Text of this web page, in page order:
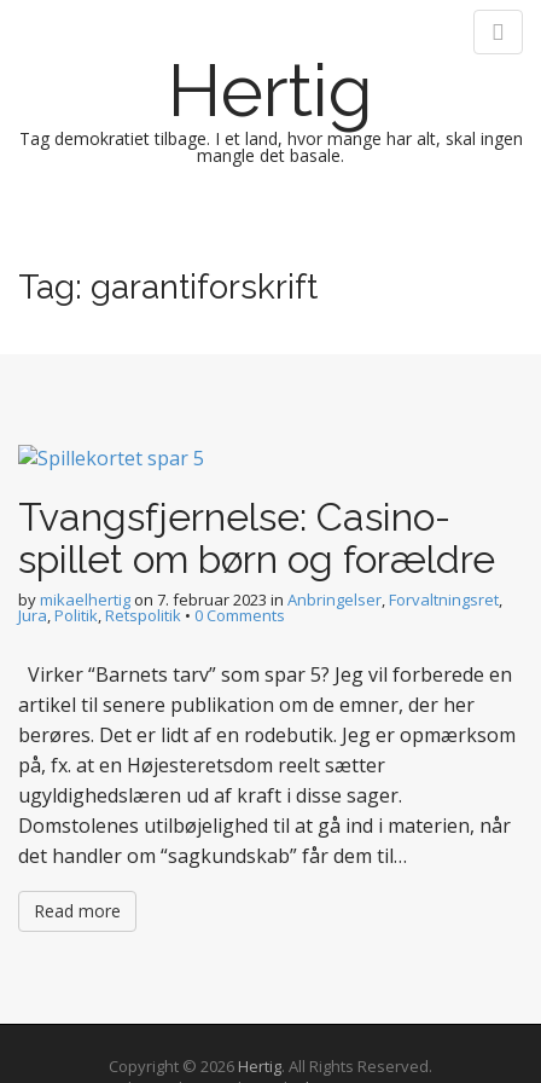
Hertig
Tag demokratiet tilbage. I et land, hvor mange har alt, skal ingen
mangle det basale.
i
n
p
t
e
Tag: garantiforskrift
Tvangsfjernelse: Casino-
spillet om børn og forældre
bymikaelhertigon 7. februar 2023 in Anbringelser,Forvaltningsret,
Jura,Politik,Retspolitik • 0 Comments
Virker “Barnets tarv” som spar 5? Jeg vil forberede en
artikel til senere publikation om de emner, der her
berøres. Det er lidt af en rodebutik. Jeg er opmærksom
på, fx. at en Højesteretsdom reelt sætter
ugyldighedslæren ud af kraft i disse sager.
Domstolenes utilbøjelighed til at gå ind i materien, når
det handler om “sagkundskab” får dem til…
Read more
Copyright © 2026 Hertig. All Rights Reserved.